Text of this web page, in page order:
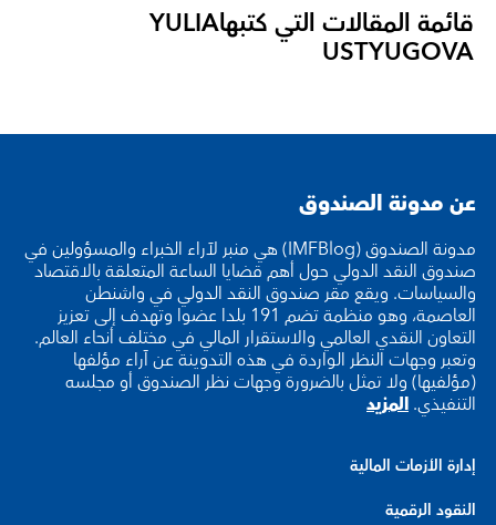
قائمة المقالات التي كتبهاYULIA
USTYUGOVA
عن مدونة الصندوق
مدونة الصندوق (IMFBlog) هي منبر لآراء الخبراء والمسؤولين في
صندوق النقد الدولي حول أهم قضايا الساعة المتعلقة بالاقتصاد
والسياسات. ويقع مقر صندوق النقد الدولي في واشنطن
العاصمة، وهو منظمة تضم 191 بلدا عضوا وتهدف إلى تعزيز
التعاون النقدي العالمي والاستقرار المالي في مختلف أنحاء العالم.
وتعبر وجهات النظر الواردة في هذه التدوينة عن آراء مؤلفها
(مؤلفيها) ولا تمثل بالضرورة وجهات نظر الصندوق أو مجلسه
التنفيذي.المزيد
إدارة الأزمات المالية
النقود الرقمية